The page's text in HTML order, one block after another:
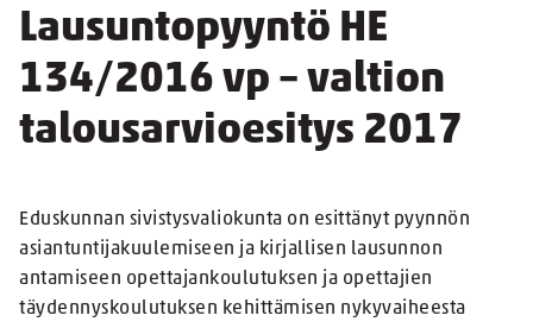
Lausuntopyyntö HE
134/2016 vp – valtion
talousarvioesitys 2017
Eduskunnan sivistysvaliokunta on esittänyt pyynnön
asiantuntijakuulemiseen ja kirjallisen lausunnon
antamiseen opettajankoulutuksen ja opettajien
täydennyskoulutuksen kehittämisen nykyvaiheesta